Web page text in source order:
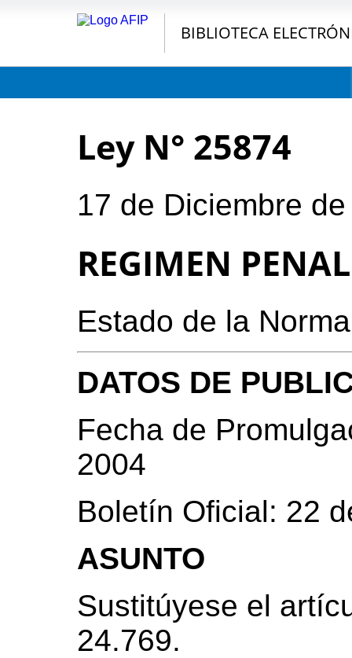
BIBLIOTECA
Ley N° 25874
17 de Diciembre
REGIMEN
Estado de la
DATOS DE
Fecha de
2004
Boletín Oficial: 22
ASUNTO
Sustitúyese el
24.769.